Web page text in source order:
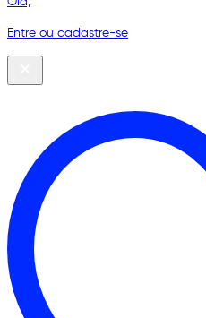
Entre ou cadastre-se